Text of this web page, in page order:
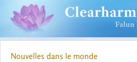
Nouvelles dans le monde